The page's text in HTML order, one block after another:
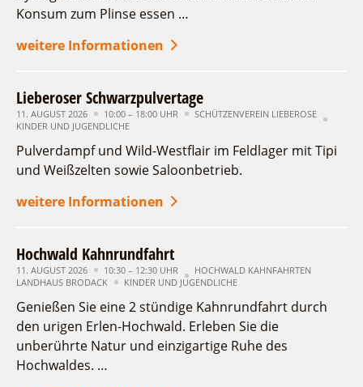
Konsum zum Plinse essen …
weitere Informationen
Lieberoser Schwarzpulvertage
11. AUGUST 2026 10:00 – 18:00 UHR
SCHÜTZENVEREIN LIEBEROSE
KINDER UND JUGENDLICHE
Pulverdampf und Wild-Westflair im Feldlager mit Tipi
und Weißzelten sowie Saloonbetrieb.
weitere Informationen
Hochwald Kahnrundfahrt
11. AUGUST 2026 10:30 – 12:30 UHR
HOCHWALD KAHNFAHRTEN
LANDHAUS BRODACK
KINDER UND JUGENDLICHE
Genießen Sie eine 2 stündige Kahnrundfahrt durch
den urigen Erlen-Hochwald. Erleben Sie die
unberührte Natur und einzigartige Ruhe des
Hochwaldes. …